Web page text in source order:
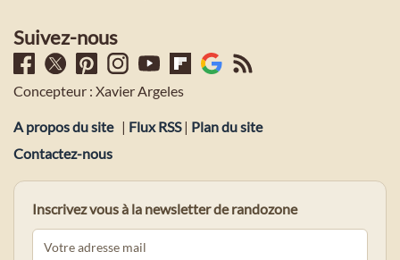
Suivez-nous
Concepteur : Xavier Argeles
A propos du site | Flux RSS| Plan du site
Contactez-nous
Inscrivez vous à la newsletter de randozone